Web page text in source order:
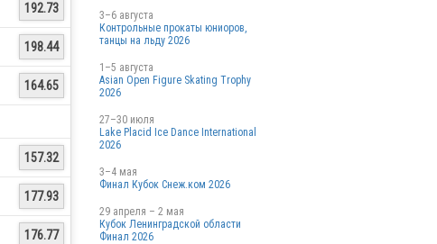
192.73
198.44
164.65
157.32
177.93
176.77
3–6 августа
Контрольные прокаты юниоров,
танцы на льду 2026
1–5 августа
Asian Open Figure Skating Trophy
2026
27–30 июля
Lake Placid Ice Dance International
2026
3–4 мая
Финал Кубок Снеж.ком 2026
29 апреля – 2 мая
Кубок Ленинградской области
Финал 2026